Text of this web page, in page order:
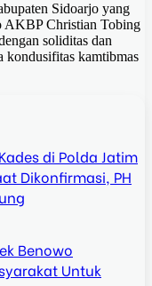
Sidoarjo yang
AKBP Christian Tobing
soliditas dan
kondusifitas kamtibmas
di Polda Jatim
Dikonfirmasi, PH
Benowo
Untuk